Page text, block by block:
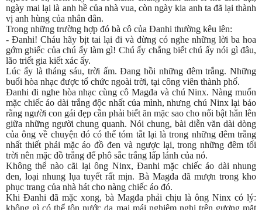
ngày mai lại là anh hề của nhà vua, còn ngày kia anh ta đã lại thành
vị anh hùng của nhân dân.
Trong những trường hợp đó bà cô của Đanhi thường kêu lên:
- Đanhi! Cháu hãy bịt tai lại đi và đừng có nghe những lời ba hoa
gớm ghiếc của chú ấy làm gì! Chú ấy chẳng biết chú ấy nói gì đâu,
lão triết gia kiết xác ấy.
Lúc ấy là tháng sáu, trời ấm. Đang hồi những đêm trắng. Những
buổi hòa nhạc được tổ chức ngoài trời, tại công viên thành phố.
Đanhi đi nghe hòa nhạc cùng cô Magđa và chú Ninx. Nàng muốn
mặc chiếc áo dài trắng độc nhất của mình, nhưng chú Ninx lại bảo
rằng người con gái đẹp cần phải biết ăn mặc sao cho nổi bật hẳn lên
giữa những người chung quanh. Nói chung, bài diễn văn dài dòng
của ông về chuyện đó có thể tóm tắt lại là trong những đêm trắng
nhất thiết phải mặc áo đồ đen và ngược lại, trong những đêm tối
trời nên mặc đồ trắng để phô sắc trắng lấp lánh của nó.
Không thể nào cãi lại ông Ninx, Đanhi mặc chiếc áo dài nhung
đen, loại nhung lụa tuyết rất mịn. Bà Magđa đã mượn trong kho
phục trang của nhà hát cho nàng chiếc áo đó.
Khi Đanhi đã mặc xong, bà Magđa phải chịu là ông Ninx có lý: